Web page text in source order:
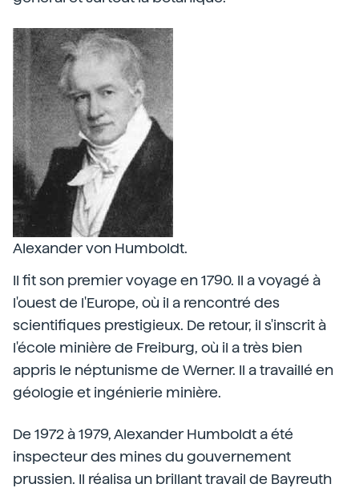
Alexander von Humboldt.
Il fit son premier voyage en 1790. Il a voyagé à
l'ouest de l'Europe, où il a rencontré des
scientifiques prestigieux. De retour, il s'inscrit à
l'école minière de Freiburg, où il a très bien
appris le néptunisme de Werner. Il a travaillé en
géologie et ingénierie minière.
De 1972 à 1979, Alexander Humboldt a été
inspecteur des mines du gouvernement
prussien. Il réalisa un brillant travail de Bayreuth